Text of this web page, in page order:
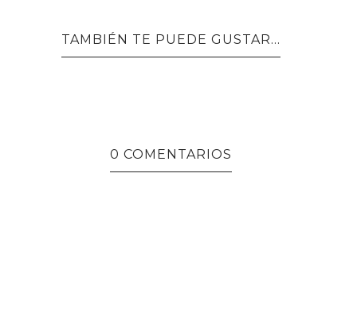
TAMBIÉN TE PUEDE GUSTAR...
0 COMENTARIOS